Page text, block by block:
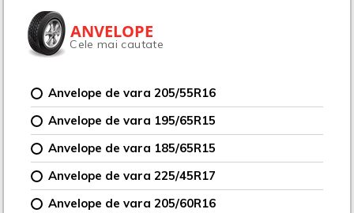
ANVELOPE
Cele mai cautate
Anvelope de vara 205/55R16
Anvelope de vara 195/65R15
Anvelope de vara 185/65R15
Anvelope de vara 225/45R17
Anvelope de vara 205/60R16